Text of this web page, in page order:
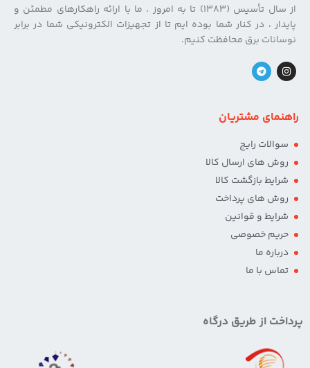
از سال تأسیس (۱۳۸۳) تا به امروز ، ما با ارائه راهکارهای مطمئن و
پایدار ، در کنار شما بوده ایم تا از تجهیزات الکترونیکی شما در برابر
نوسانات برق محافظت کنیم.
راهنمای مشتریان
سوالات رایج
روش های ارسال کالا
شرایط بازگشت کالا
روش های پرداخت
شرایط و قوانین
حریم خصوصی
درباره ما
تماس با ما
پرداخت از طریق درگاه